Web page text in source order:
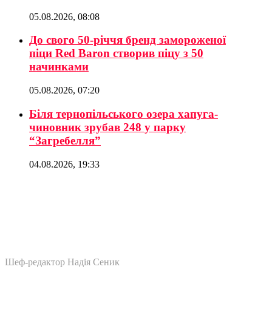
05.08.2026, 08:08
До свого 50-річчя бренд замороженої
піци Red Baron створив піцу з 50
начинками
05.08.2026, 07:20
Біля тернопільського озера хапуга-
чиновник зрубав 248 у парку
“Загребелля”
04.08.2026, 19:33
Шеф-редактор Надія Сеник